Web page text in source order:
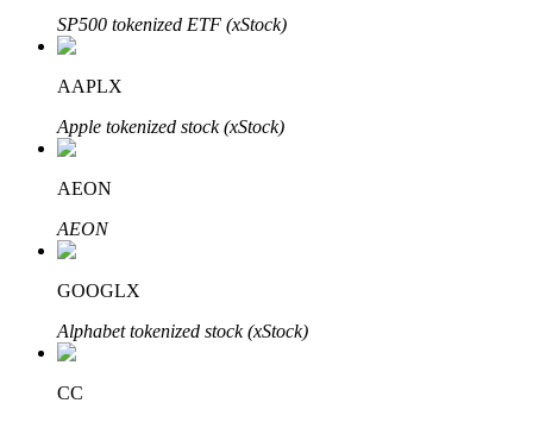
Krediler
Kripto destekli borçlanma hizmeti
SP500 tokenized ETF (xStock)
AAPLX
Apple tokenized stock (xStock)
AEON
AEON
GOOGLX
Alphabet tokenized stock (xStock)
CC